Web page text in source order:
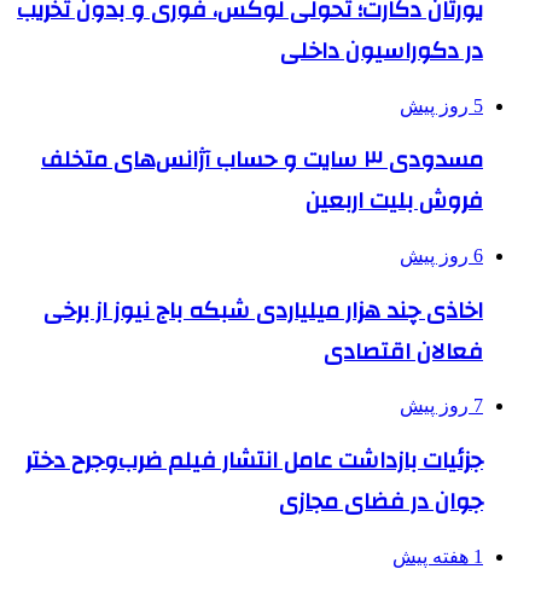
یورتان دکارت؛ تحولی لوکس، فوری و بدون تخریب
در دکوراسیون داخلی
5 روز پیش
مسدودی ۳ سایت و حساب آژانس‌های متخلف
فروش بلیت اربعین
6 روز پیش
اخاذی چند هزار میلیاردی شبکه باج نیوز از برخی
فعالان اقتصادی
7 روز پیش
جزئیات بازداشت عامل انتشار فیلم ضرب‌وجرح دختر
جوان در فضای مجازی
1 هفته پیش